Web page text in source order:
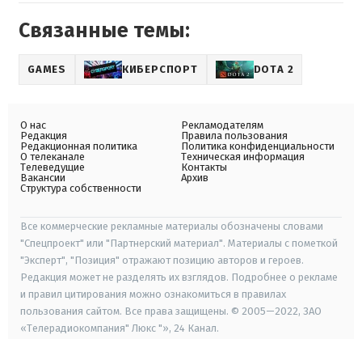
Связанные темы:
GAMES КИБЕРСПОРТ DOTA 2
О нас
Редакция
Редакционная политика
О телеканале
Телеведущие
Вакансии
Структура собственности
Рекламодателям
Правила пользования
Политика конфиденциальности
Техническая информация
Контакты
Архив
Все коммерческие рекламные материалы обозначены словами
"Спецпроект" или "Партнерский материал". Материалы с пометкой
"Эксперт", "Позиция" отражают позицию авторов и героев.
Редакция может не разделять их взглядов. Подробнее о рекламе
и правил цитирования можно ознакомиться в правилах
пользования сайтом. Все права защищены. © 2005—2022, ЗАО
«Телерадиокомпания" Люкс "», 24 Канал.